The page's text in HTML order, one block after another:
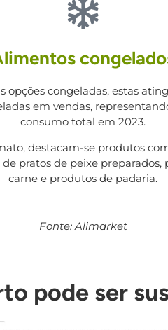
opções congeladas, estas
em vendas,
consumo total em 2023.
destacam-se produtos
pratos de peixe preparados,
carne e produtos de padaria.
Fonte: Alimarket
pode ser